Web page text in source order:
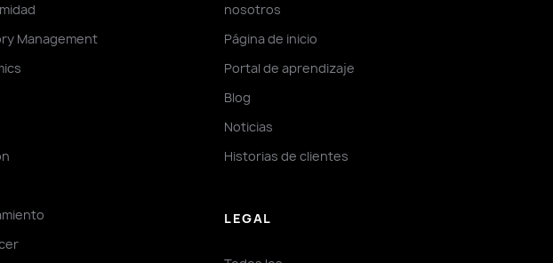
Management
nosotros
Página de inicio
Portal de aprendizaje
Blog
Noticias
Historias de clientes
LEGAL